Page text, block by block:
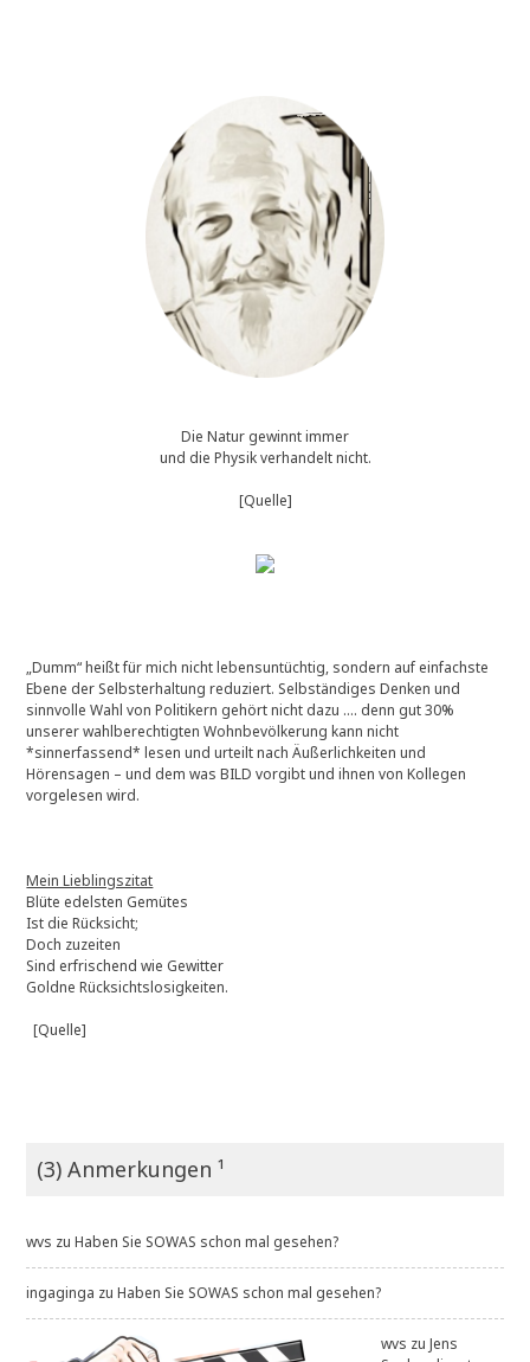
Die Natur gewinnt immer
und die Physik verhandelt nicht.
[Quelle]
„Dumm“ heißt für mich nicht lebensuntüchtig, sondern auf einfachste
Ebene der Selbsterhaltung reduziert. Selbständiges Denken und
sinnvolle Wahl von Politikern gehört nicht dazu …. denn gut 30%
unserer wahlberechtigten Wohnbevölkerung kann nicht
*sinnerfassend* lesen und urteilt nach Äußerlichkeiten und
Hörensagen – und dem was BILD vorgibt und ihnen von Kollegen
vorgelesen wird.
Mein Lieblingszitat
Blüte edelsten Gemütes
Ist die Rücksicht;
Doch zuzeiten
Sind erfrischend wie Gewitter
Goldne Rücksichtslosigkeiten.
[Quelle]
(3) Anmerkungen ¹
wvs zuHaben Sie SOWAS schon mal gesehen?
ingaginga zuHaben Sie SOWAS schon mal gesehen?
wvs zuJens